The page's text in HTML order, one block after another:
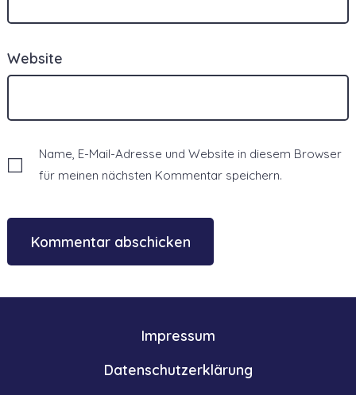
Website
Name, E-Mail-Adresse und Website in diesem Browser
für meinen nächsten Kommentar speichern.
Impressum
Datenschutzerklärung